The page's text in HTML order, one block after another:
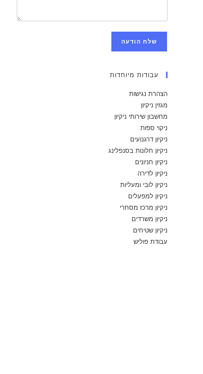
שלח הודעה
עבודות מיוחדות
הצהרת נגישות
מגזין ניקיון
מחשבון שירותי ניקיון
ניקוי ספות
ניקיון דרגנועים
ניקיון חלונות בסנפלינג
ניקיון חניונים
ניקיון לדירה
ניקיון לובי ומעליות
ניקיון למפעלים
ניקיון מרכז מסחרי
ניקיון משרדים
ניקיון שטיחים
עבודת פוליש